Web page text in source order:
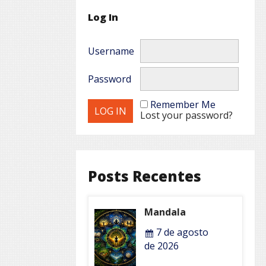
Log In
Username
Password
Remember Me
Lost your password?
Posts Recentes
Mandala
7 de agosto
de 2026